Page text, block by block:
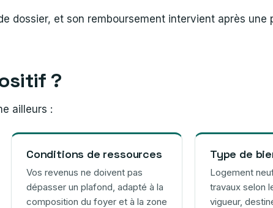
dossier, et son remboursement intervient après une
?
ailleurs :
Conditions de ressources
Vos revenus ne doivent pas
dépasser un plafond, adapté à la
composition du foyer et à la zone
Type de
Logement
travaux selon
vigueur,